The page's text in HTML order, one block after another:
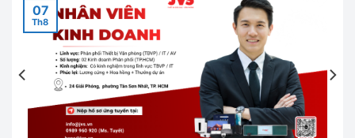
07
Th8